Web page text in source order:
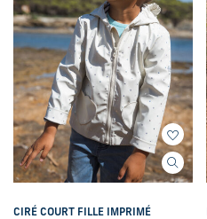
CIRÉ COURT FILLE IMPRIMÉ